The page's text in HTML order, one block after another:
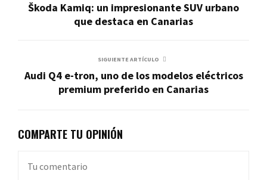
Škoda Kamiq: un impresionante SUV urbano
que destaca en Canarias
SIGUIENTE ARTÍCULO
Audi Q4 e-tron, uno de los modelos eléctricos
premium preferido en Canarias
COMPARTE TU OPINIÓN